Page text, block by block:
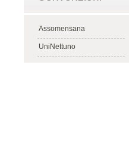
Assomensana
UniNettuno